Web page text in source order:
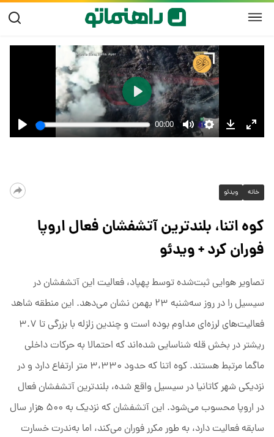
خانه ویدئو
کوه اتنا، بلندترین آتشفشان فعال اروپا
فوران کرد + ویدئو
تصاویر هوایی ثبت‌شده توسط پهپاد، فعالیت این آتشفشان در
سیسیل را در روز سه‌شنبه ۲۳ بهمن نشان می‌دهد. این منطقه شاهد
فعالیت‌های لرزه‌ای مداوم بوده است و چندین زلزله با بزرگی تا ۳.۷
ریشتر در بخش قله شناسایی شده‌اند که احتمالا به حرکات داخلی
ماگما مرتبط هستند. کوه اتنا که حدود ۳،۳۳۰ متر ارتفاع دارد و در
نزدیکی شهر کاتانیا در سیسیل واقع شده، بلندترین آتشفشان فعال
در اروپا محسوب می‌شود. این آتشفشان که نزدیک به ۵۰۰ هزار سال
سابقه فعالیت دارد، به طور مکرر فوران می‌کند، اما به‌ندرت خسارت